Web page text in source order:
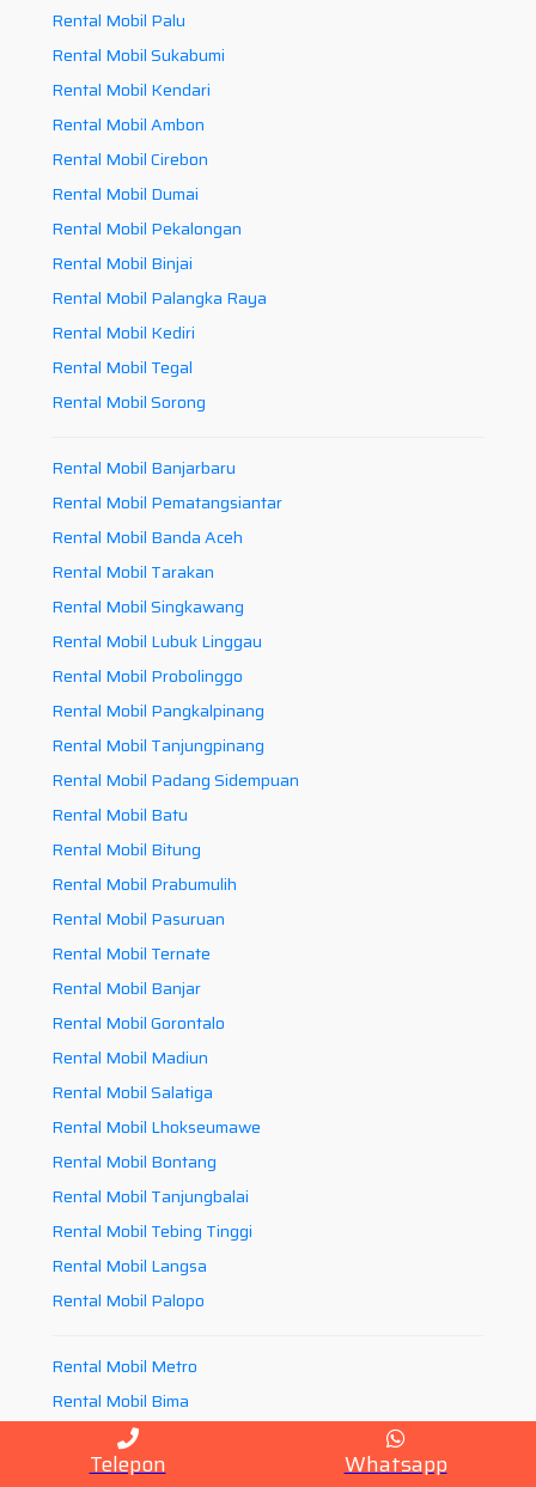
Rental Mobil Palu
Rental Mobil Sukabumi
Rental Mobil Kendari
Rental Mobil Ambon
Rental Mobil Cirebon
Rental Mobil Dumai
Rental Mobil Pekalongan
Rental Mobil Binjai
Rental Mobil Palangka Raya
Rental Mobil Kediri
Rental Mobil Tegal
Rental Mobil Sorong
Rental Mobil Banjarbaru
Rental Mobil Pematangsiantar
Rental Mobil Banda Aceh
Rental Mobil Tarakan
Rental Mobil Singkawang
Rental Mobil Lubuk Linggau
Rental Mobil Probolinggo
Rental Mobil Pangkalpinang
Rental Mobil Tanjungpinang
Rental Mobil Padang Sidempuan
Rental Mobil Batu
Rental Mobil Bitung
Rental Mobil Prabumulih
Rental Mobil Pasuruan
Rental Mobil Ternate
Rental Mobil Banjar
Rental Mobil Gorontalo
Rental Mobil Madiun
Rental Mobil Salatiga
Rental Mobil Lhokseumawe
Rental Mobil Bontang
Rental Mobil Tanjungbalai
Rental Mobil Tebing Tinggi
Rental Mobil Langsa
Rental Mobil Palopo
Rental Mobil Metro
Rental Mobil Bima
Rental Mobil Baubau
Rental Mobil Parepare
Telepon Whatsapp